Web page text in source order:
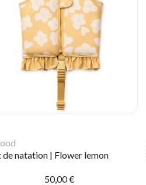
de natation | Flower lemon
50,00 €